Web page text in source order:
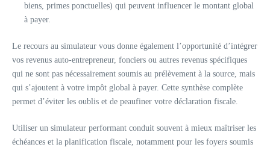
biens, primes ponctuelles) qui peuvent influencer le montant global
à payer.
Le recours au simulateur vous donne également l’opportunité d’intégrer
vos revenus auto-entrepreneur, fonciers ou autres revenus spécifiques
qui ne sont pas nécessairement soumis au prélèvement à la source, mais
qui s’ajoutent à votre impôt global à payer. Cette synthèse complète
permet d’éviter les oublis et de peaufiner votre déclaration fiscale.
Utiliser un simulateur performant conduit souvent à mieux maîtriser les
échéances et la planification fiscale, notamment pour les foyers soumis